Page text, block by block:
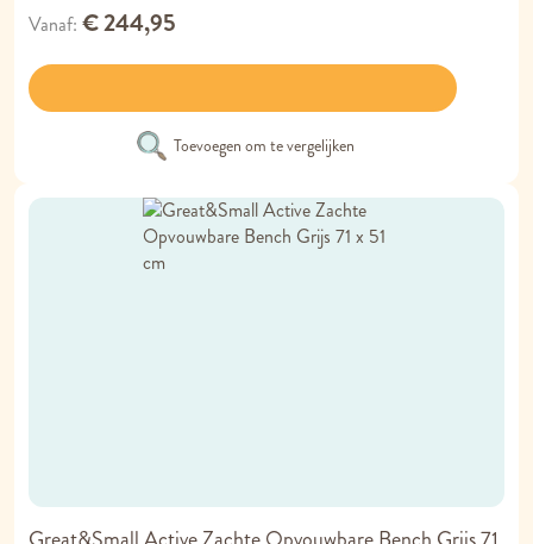
Vanaf € 244,95
Toevoegen om te vergelijken